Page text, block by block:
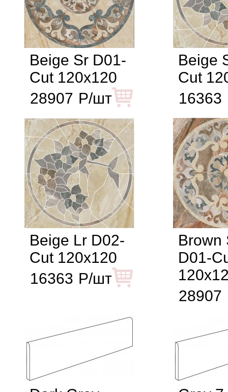
Beige Sr D01-
Cut 120x120
28907 Р/шт
Beige
Cut
16363
Beige Lr D02-
Cut 120x120
16363 Р/шт
Brown
D01-
28907